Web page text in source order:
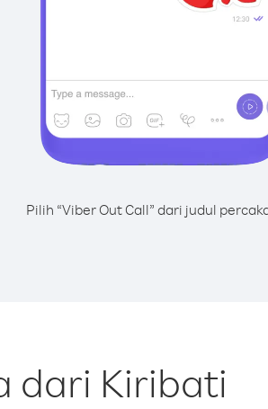
Pilih “Viber Out Call” dari judul
dari Kiribati